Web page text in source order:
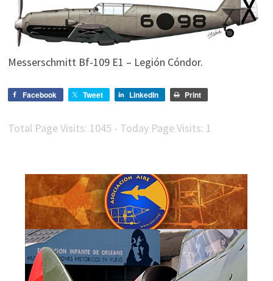
Messerschmitt Bf-109 E1 – Legión Cóndor.
Facebook Tweet LinkedIn Print
Total Page Visits: 1045 - Today Page Visits: 1